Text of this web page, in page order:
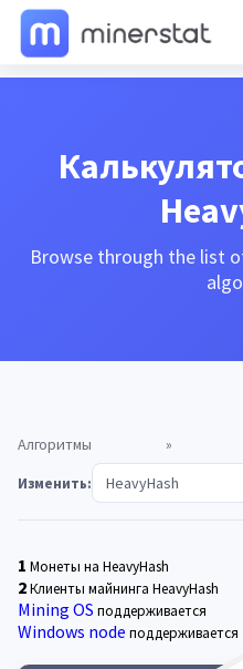
Browse through the list
Алгоритмы »
Изменить:
1 Монеты на HeavyHash
2Клиенты майнинга HeavyHash
Mining OS поддерживается
Windows node поддерживается